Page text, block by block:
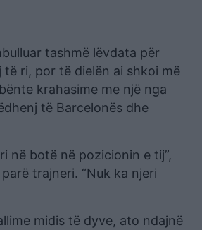
tashmë lëvdata për
të ri, por të dielën ai shkoi më
krahasime me një nga
të Barcelonës dhe
në botë në pozicionin e tij”,
trajneri. “Nuk ka njeri
midis të dyve, ato ndajnë